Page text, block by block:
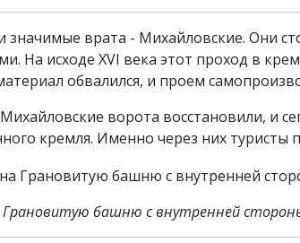
значимые врата - Михайловские. Они
На исходе XVI века этот проход в
обвалился, и проем
ворота восстановили, и
кремля. Именно через них
Грановитую башню с внутренней